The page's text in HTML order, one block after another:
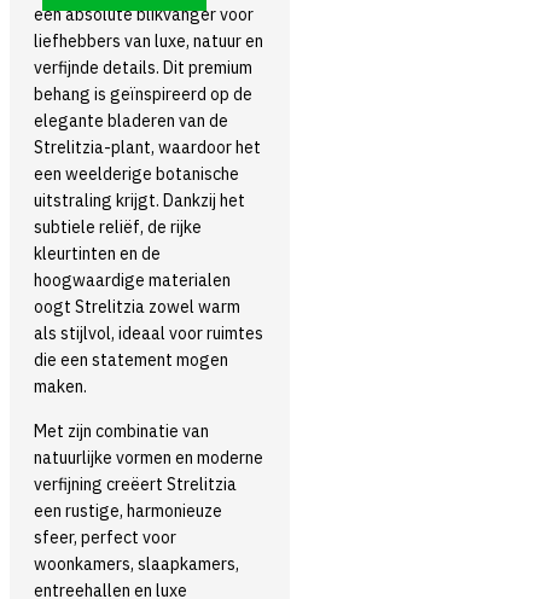
een absolute blikvanger voor
liefhebbers van luxe, natuur en
verfijnde details. Dit premium
behang is geïnspireerd op de
elegante bladeren van de
Strelitzia-plant, waardoor het
een weelderige botanische
uitstraling krijgt. Dankzij het
subtiele reliëf, de rijke
kleurtinten en de
hoogwaardige materialen
oogt Strelitzia zowel warm
als stijlvol, ideaal voor ruimtes
die een statement mogen
maken.
Met zijn combinatie van
natuurlijke vormen en moderne
verfijning creëert Strelitzia
een rustige, harmonieuze
sfeer, perfect voor
woonkamers, slaapkamers,
entreehallen en luxe